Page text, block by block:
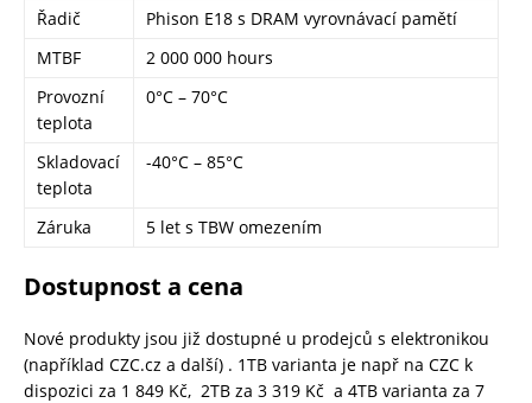
Řadič
Phison E18 s DRAM vyrovnávací pamětí
MTBF
2 000 000 hours
Provozní
teplota
0°C – 70°C
Skladovací
teplota
-40°C – 85°C
Záruka 5 let s TBW omezením
Dostupnost a cena
Nové produkty jsou již dostupné u prodejců s elektronikou
(například CZC.cz a další) . 1TB varianta je např na CZC k
dispozici za 1 849 Kč, 2TB za 3 319 Kč a 4TB varianta za 7